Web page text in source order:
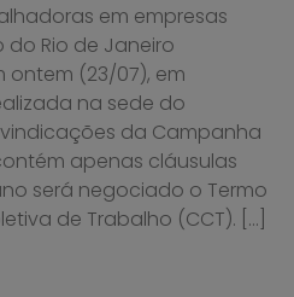
em empresas
Rio de Janeiro
(23/07), em
na sede do
da Campanha
apenas cláusulas
será negociado o Termo
de Trabalho (CCT). […]